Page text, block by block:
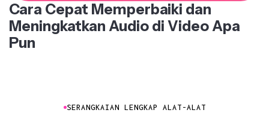
Cara Cepat Memperbaiki dan
Meningkatkan Audio di Video Apa
Pun
SERANGKAIAN LENGKAP ALAT-ALAT